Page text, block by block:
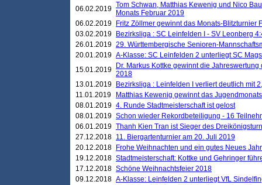
06.02.2019 Tom Schwan, Matthias Kewenig und Nico
Monats Februar 2019
06.02.2019
Fritz Zöllmer gewinnt das Monats-Blitzturnier
03.02.2019
Bezirksliga : SC Leinfelden I - SV Leonberg
26.01.2019 29. Württembergische Senioren-
20.01.2019 A-Klasse: SC Leinfelden 2 unterliegt SC
15.01.2019
Dr. Markus Kottke gewinnt die
2018
13.01.2019
Bezirksliga : Leinfelden I verliert deutlich mit
11.01.2019
Matthias Kewenig gewinnt das
08.01.2019 4. Runde Stadtmeisterschaft ist gelost
08.01.2019 Schon wieder Rekordbeteiligung - 16
06.01.2019 Thanh Kien Tran ist Sieger des
27.12.2018 11. Biergartenturnier am 20. Juli 2019
20.12.2018
Frohe Weihnachten und ein gutes Neues
19.12.2018 Stadtmeisterschaft: Kottke und Gehringer
17.12.2018 Schöne Weihnachtsfeier 2018
09.12.2018 A-Klasse: Leinfelden 2 unterliegt VfL